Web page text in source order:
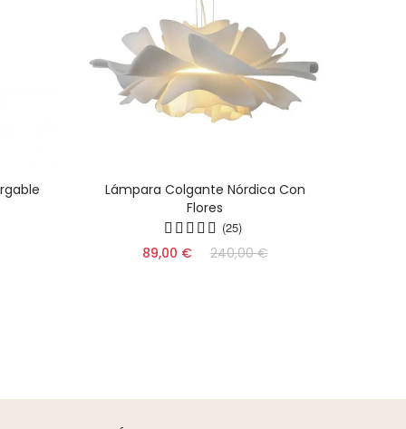
Lámpara Colgante Nórdica Con
Flores
(25)
89,00 € 240,00 €